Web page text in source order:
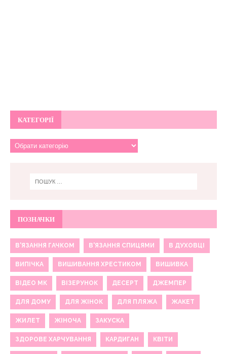
КАТЕГОРІЇ
ПОЗНАЧКИ
В'ЯЗАННЯ ГАЧКОМ В'ЯЗАННЯ СПИЦЯМИ В ДУХОВЦІ
ВИПІЧКА ВИШИВАННЯ ХРЕСТИКОМ ВИШИВКА
ВІДЕО МК ВІЗЕРУНОК ДЕСЕРТ ДЖЕМПЕР
ДЛЯ ДОМУ ДЛЯ ЖІНОК ДЛЯ ПЛЯЖА ЖАКЕТ
ЖИЛЕТ ЖІНОЧА ЗАКУСКА
ЗДОРОВЕ ХАРЧУВАННЯ КАРДИГАН КВІТИ